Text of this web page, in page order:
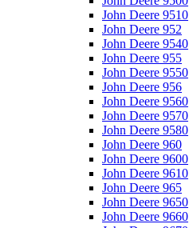
John Deere 9510
John Deere 952
John Deere 9540
John Deere 955
John Deere 9550
John Deere 956
John Deere 9560
John Deere 9570
John Deere 9580
John Deere 960
John Deere 9600
John Deere 9610
John Deere 965
John Deere 9650
John Deere 9660